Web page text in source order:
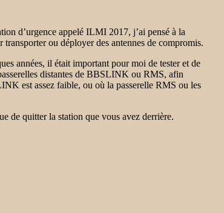
d’urgence appelé ILMI 2017, j’ai pensé à la
ou déployer des antennes de compromis.
années, il était important pour moi de tester et de
distantes de BBSLINK ou RMS, afin
est assez faible, ou où la passerelle RMS ou les
de quitter la station que vous avez derrière.